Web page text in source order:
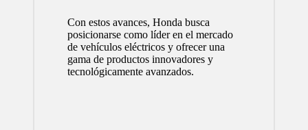
Con estos avances, Honda busca
posicionarse como líder en el mercado
de vehículos eléctricos y ofrecer una
gama de productos innovadores y
tecnológicamente avanzados.